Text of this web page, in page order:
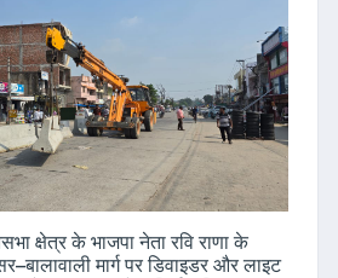
क्षेत्र के भाजपा नेता रवि राणा के
मार्ग पर डिवाइडर और लाइट